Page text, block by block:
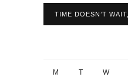
TIME DOESN’T
M T W